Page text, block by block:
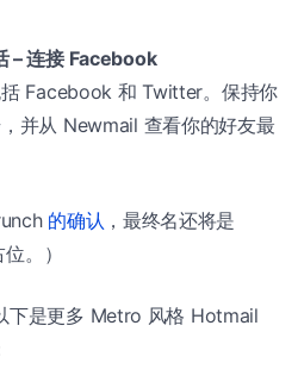
– 连接 Facebook
Facebook 和 Twitter。保持你
并从 Newmail 查看你的好友最
的确认 ，最终名还将是
。）
下是更多 Metro 风格 Hotmail